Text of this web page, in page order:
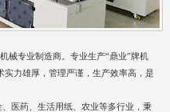
械专业制造商。专业生产“鼎业”牌机
力雄厚，管理严谨，生产效率高，是
医药、生活用纸、农业等多行业，秉